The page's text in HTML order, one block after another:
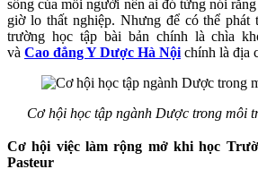
sống của mỗi người nên ai đó từng nói
giờ lo thất nghiệp. Nhưng để có thể phát
trường học tập bài bản chính là chìa
và Cao đẳng Y Dược Hà Nội chính là địa
Cơ hội học tập ngành Dược trong môi
Cơ hội việc làm rộng mở khi học
Pasteur